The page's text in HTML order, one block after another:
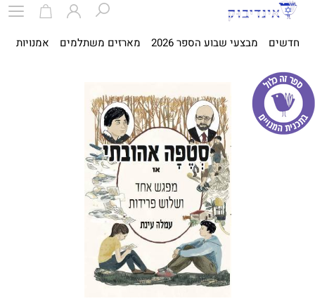
חדשים מבצעי שבוע הספר 2026 מארזים משתלמים אמנויות